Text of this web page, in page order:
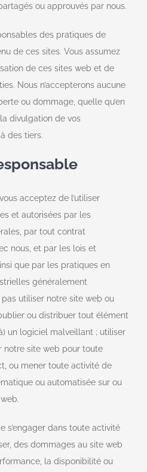
ou approuvés par nous.
des pratiques de
de ces sites. Vous assumez
de ces sites web et de
Nous n’accepterons aucune
ou dommage, quelle qu’en
divulgation de vos
des tiers.
acceptez de l’utiliser
et autorisées par les
par tout contrat
nous, et par les lois et
que par les pratiques en
généralement
utiliser notre site web ou
ou distribuer tout élément
un logiciel malveillant ; utiliser
notre site web pour toute
ou mener toute activité de
ou automatisée sur ou
s’engager dans toute activité
des dommages au site web
la disponibilité ou